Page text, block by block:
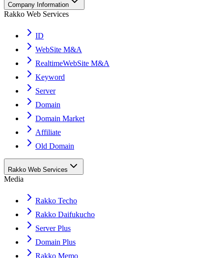
Company Information
Rakko Web Services
ID
WebSite M&A
RealtimeWebSite M&A
Keyword
Server
Domain
Domain Market
Affiliate
Old Domain
Rakko Web Services
Media
Rakko Techo
Rakko Daifukucho
Server Plus
Domain Plus
Rakko Memo